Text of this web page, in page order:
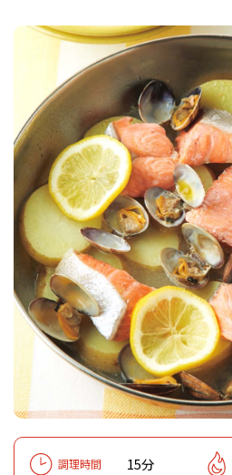
調理時間 15分